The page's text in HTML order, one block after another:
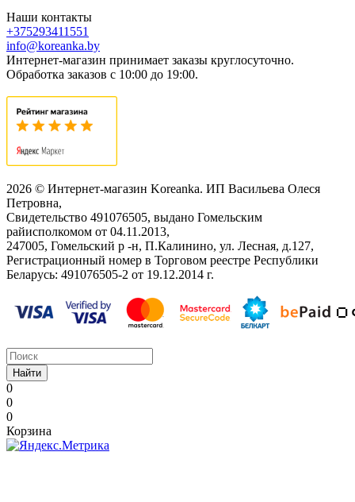
Наши контакты
+375293411551
info@koreanka.by
Интернет-магазин принимает заказы круглосуточно.
Обработка заказов с 10:00 до 19:00.
2026 © Интернет-магазин Koreanka. ИП Васильева Олеся
Петровна,
Свидетельство ‎491076505, выдано Гомельским
райисполкомом от 04.11.2013,
247005, Гомельский р -н, П.Калинино, ул. Лесная, д.127,
Регистрационный номер в Торговом реестре Республики
Беларусь: ‎491076505-2 от 19.12.2014 г.
Найти
0
0
0
Корзина